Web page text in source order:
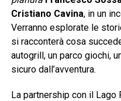
Cristiano Cavina, in un
Verranno esplorate le
si racconterà cosa
autogrill, un parco giochi,
sicuro dall’avventura.
La partnership con il